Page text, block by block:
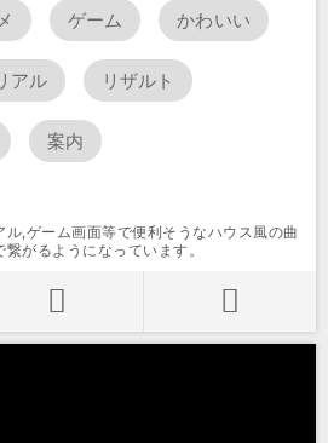
ゲーム かわいい
アル リザルト
案内
ル,ゲーム画面等で便利そうなハウス風の曲
がるようになっています。